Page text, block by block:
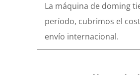
La máquina de doming
período, cubrimos el
envío internacional.